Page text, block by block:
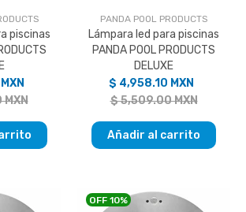
piscinas
PANDA POOL PRODUCTS
Lámpara led para piscinas
PANDA POOL PRODUCTS
DELUXE
$ 4,958.10 MXN
$ 5,509.00 MXN
Añadir al carrito
OFF 10%